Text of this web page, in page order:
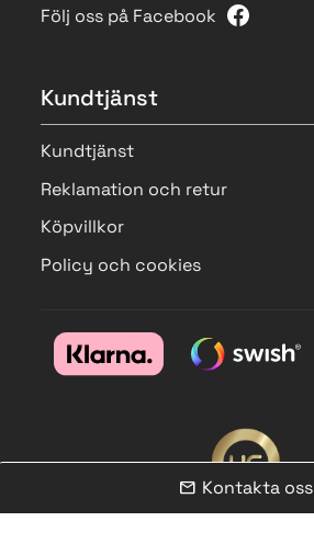
Följ oss på Facebook
Kundtjänst
Kundtjänst
Reklamation och retur
Köpvillkor
Policy och cookies
mail Kontakta oss